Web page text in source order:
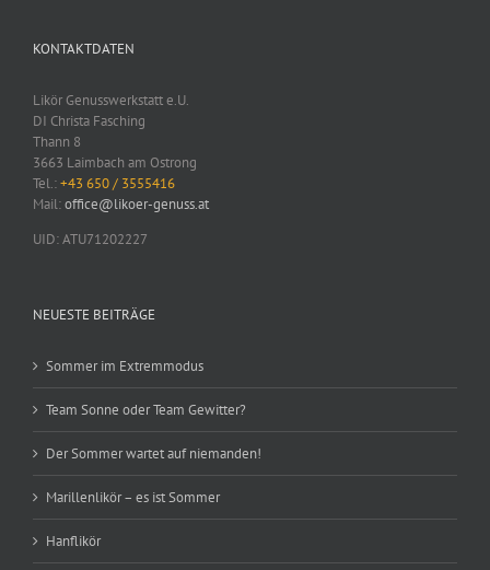
KONTAKTDATEN
Likör Genusswerkstatt e.U.
DI Christa Fasching
Thann 8
3663 Laimbach am Ostrong
Tel.:+43 650 / 3555416
Mail:office@likoer-genuss.at
UID: ATU71202227
NEUESTE BEITRÄGE
Sommer im Extremmodus
Team Sonne oder Team Gewitter?
Der Sommer wartet auf niemanden!
Marillenlikör – es ist Sommer
Hanflikör